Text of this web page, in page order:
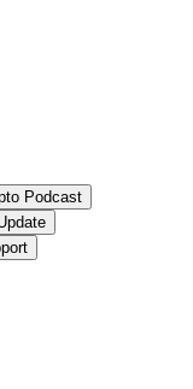
Podcast